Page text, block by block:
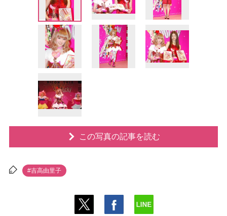
この写真の記事を読む
#吉高由里子